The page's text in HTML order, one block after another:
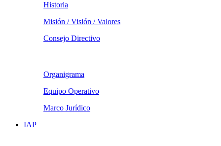
Historia
Misión / Visión / Valores
Consejo Directivo
Organigrama
Equipo Operativo
Marco Jurídico
IAP